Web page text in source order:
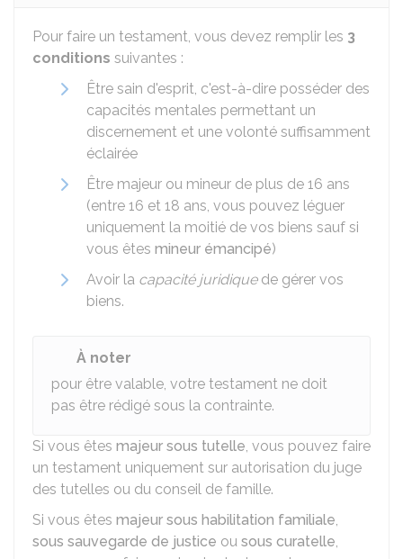
Pour faire un testament, vous devez remplir les 3
conditions suivantes :
Être sain d'esprit, c'est-à-dire posséder des
capacités mentales permettant un
discernement et une volonté suffisamment
éclairée
Être majeur ou mineur de plus de 16 ans
(entre 16 et 18 ans, vous pouvez léguer
uniquement la moitié de vos biens sauf si
vous êtes mineur émancipé)
Avoir la capacité juridiquede gérer vos
biens.
À noter
pour être valable, votre testament ne doit
pas être rédigé sous la contrainte.
Si vous êtes majeur sous tutelle, vous pouvez faire
un testament uniquement sur autorisation du juge
des tutelles ou du conseil de famille.
Si vous êtes majeur sous habilitation familiale,
sous sauvegarde de justice ou sous curatelle,